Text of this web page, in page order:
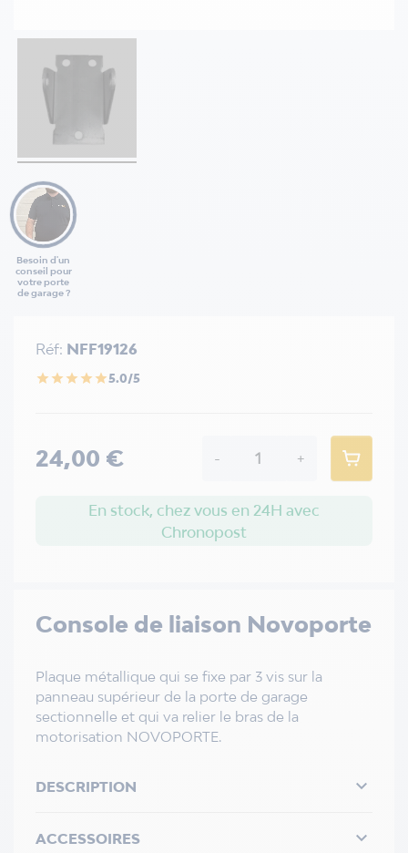
Besoin d'un
conseil pour
votre porte
de garage ?
Console de liaison Novoporte
Plaque métallique qui se fixe par 3 vis sur la
panneau supérieur de la porte de garage
sectionnelle et qui va relier le bras de la
motorisation NOVOPORTE.
DESCRIPTION 
ACCESSOIRES 
Réf: NFF19126
star star star star star5.0/5
24,00 € - +
En stock, chez vous en 24H avec
Chronopost